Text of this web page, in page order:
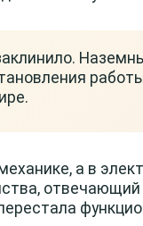
а в